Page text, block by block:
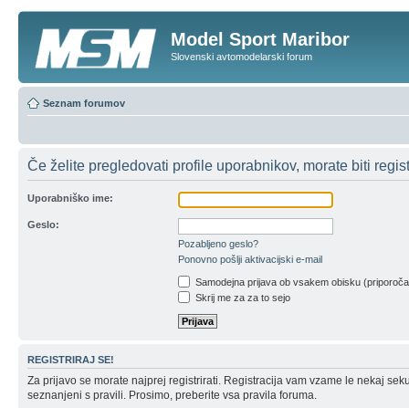
Model Sport Maribor
Slovenski avtomodelarski forum
Seznam forumov
Če želite pregledovati profile uporabnikov, morate biti
Uporabniško ime:
Geslo:
Pozabljeno geslo?
Ponovno pošlji aktivacijski e-mail
Samodejna prijava ob vsakem obisku
Skrij me za za to sejo
REGISTRIRAJ SE!
Za prijavo se morate najprej registrirati. Registracija vam vzame le nekaj
seznanjeni s pravili. Prosimo, preberite vsa pravila foruma.